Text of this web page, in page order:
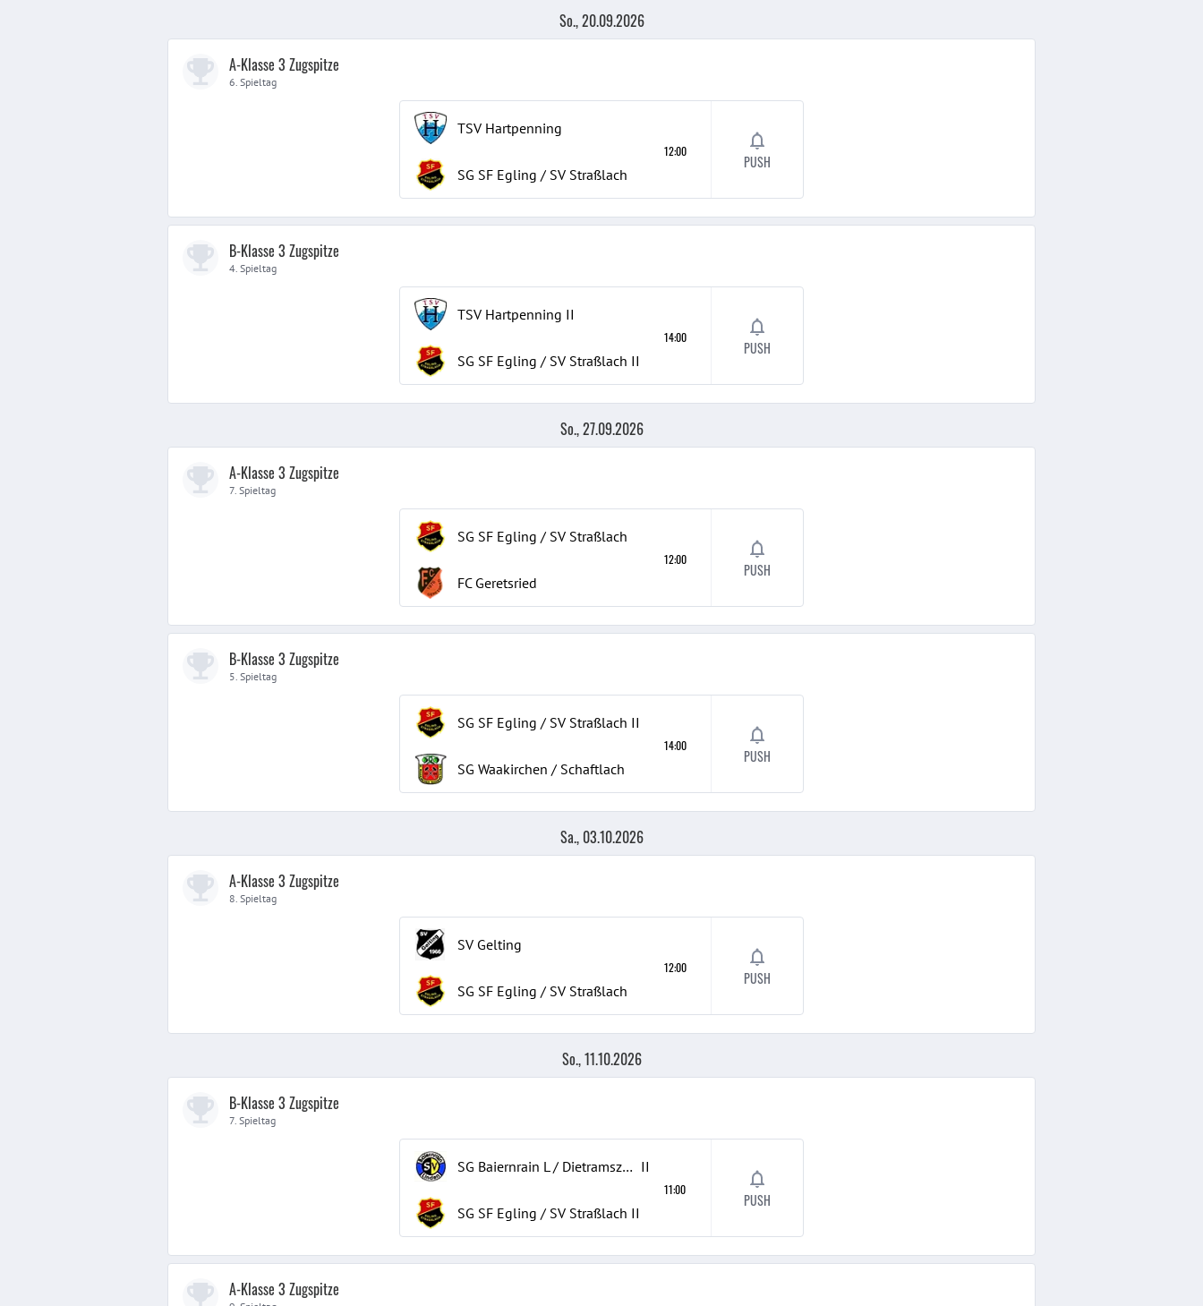
So., 20.09.2026
A-Klasse 3 Zugspitze
6. Spieltag
TSV Hartpenning
SG SF Egling / SV Straßlach
12:00
PUSH
B-Klasse 3 Zugspitze
4. Spieltag
TSV Hartpenning II
SG SF Egling / SV Straßlach II
14:00
PUSH
So., 27.09.2026
A-Klasse 3 Zugspitze
7. Spieltag
SG SF Egling / SV Straßlach
FC Geretsried
12:00
PUSH
B-Klasse 3 Zugspitze
5. Spieltag
SG SF Egling / SV Straßlach II
SG Waakirchen / Schaftlach
14:00
PUSH
Sa., 03.10.2026
A-Klasse 3 Zugspitze
8. Spieltag
SV Gelting
SG SF Egling / SV Straßlach
12:00
PUSH
So., 11.10.2026
B-Klasse 3 Zugspitze
7. Spieltag
SG Baiernrain L / Dietramszell II
SG SF Egling / SV Straßlach II
11:00
PUSH
A-Klasse 3 Zugspitze